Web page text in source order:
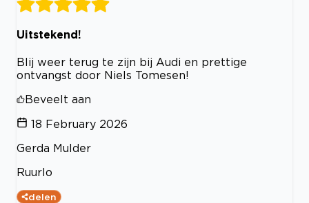
Uitstekend!
Blij weer terug te zijn bij Audi en prettige
ontvangst door Niels Tomesen!
Beveelt aan
18 February 2026
Gerda Mulder
Ruurlo
delen